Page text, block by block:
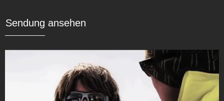
Sendung ansehen